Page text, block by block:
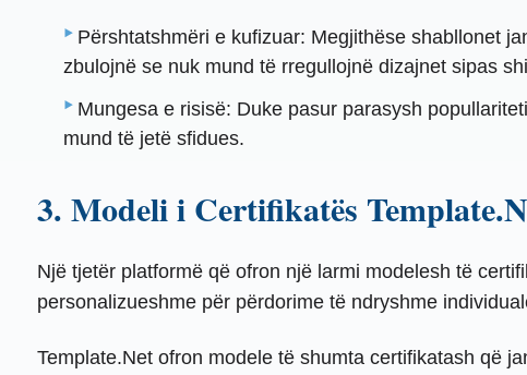
Përshtatshmëri e kufizuar: Megjithëse shabllonet
zbulojnë se nuk mund të rregullojnë dizajnet sipas
Mungesa e risisë: Duke pasur parasysh
mund të jetë sfidues.
3. Modeli i Certifikatës
Një tjetër platformë që ofron një larmi modelesh të
personalizueshme për përdorime të ndryshme
Template.Net ofron modele të shumta certifikatash që